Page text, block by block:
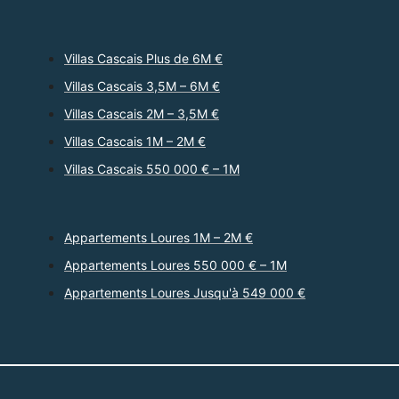
Villas Cascais Plus de 6M €
Villas Cascais 3,5M – 6M €
Villas Cascais 2M – 3,5M €
Villas Cascais 1M – 2M €
Villas Cascais 550 000 € – 1M
Appartements Loures 1M – 2M €
Appartements Loures 550 000 € – 1M
Appartements Loures Jusqu'à 549 000 €